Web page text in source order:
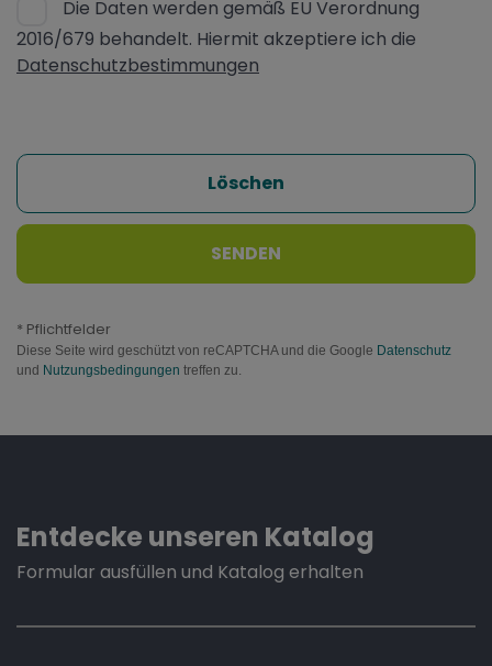
Die Daten werden gemäß EU Verordnung
2016/679 behandelt. Hiermit akzeptiere ich die
Datenschutzbestimmungen
Löschen
SENDEN
* Pflichtfelder
Diese Seite wird geschützt von reCAPTCHA und die Google Datenschutz
und Nutzungsbedingungen treffen zu.
Entdecke unseren Katalog
Formular ausfüllen und Katalog erhalten